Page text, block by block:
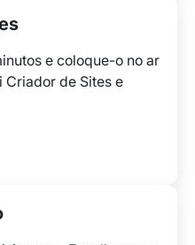
e coloque-o no ar
Criador de Sites e